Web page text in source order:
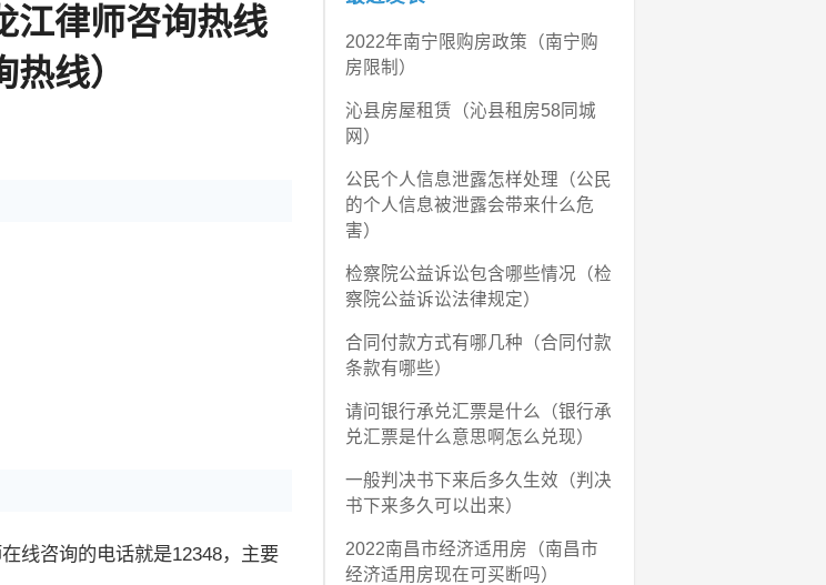
江律师咨询热线
线）
线咨询的电话就是12348，主要
2022年南宁限购房政策（南宁购
房限制）
沁县房屋租赁（沁县租房58同城
网）
公民个人信息泄露怎样处理（公民
的个人信息被泄露会带来什么危
害）
检察院公益诉讼包含哪些情况（检
察院公益诉讼法律规定）
合同付款方式有哪几种（合同付款
条款有哪些）
请问银行承兑汇票是什么（银行承
兑汇票是什么意思啊怎么兑现）
一般判决书下来后多久生效（判决
书下来多久可以出来）
2022南昌市经济适用房（南昌市
经济适用房现在可买断吗）